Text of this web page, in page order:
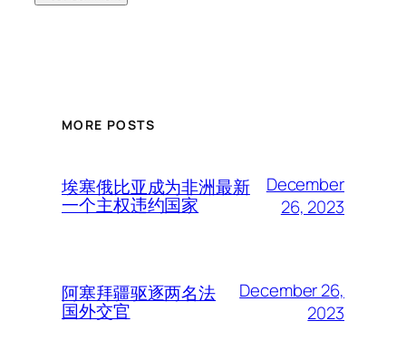
MORE POSTS
埃塞俄比亚成为非洲最新
一个主权违约国家
December
26, 2023
阿塞拜疆驱逐两名法
国外交官
December 26,
2023